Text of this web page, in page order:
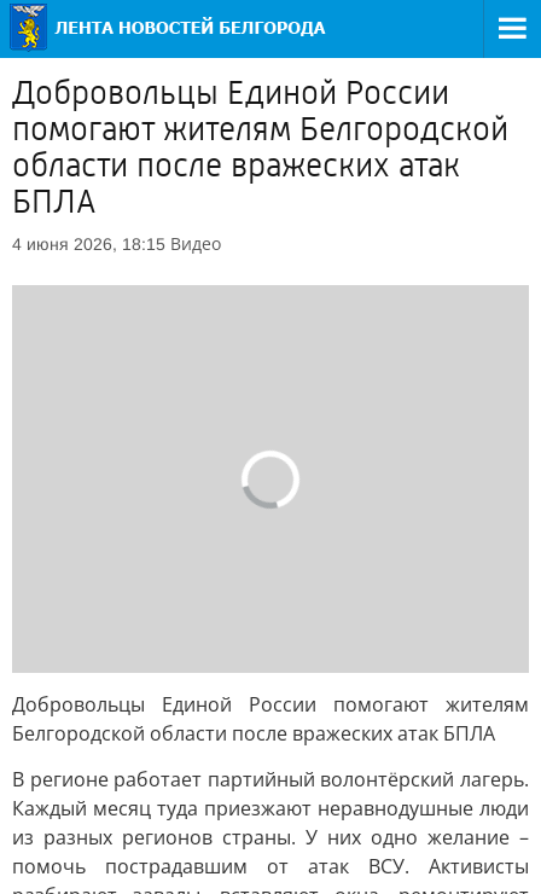
Добровольцы Единой России
помогают жителям Белгородской
области после вражеских атак
БПЛА
4 июня 2026, 18:15 Видео
Добровольцы Единой России помогают жителям
Белгородской области после вражеских атак БПЛА
В регионе работает партийный волонтёрский лагерь.
Каждый месяц туда приезжают неравнодушные люди
из разных регионов страны. У них одно желание –
помочь пострадавшим от атак ВСУ. Активисты